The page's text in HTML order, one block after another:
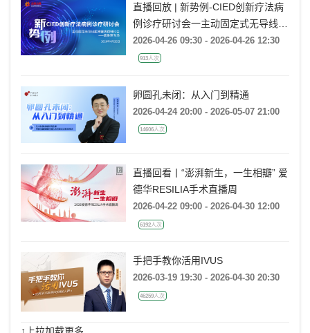
直播回放 | 新势例-CIED创新疗法病
例诊疗研讨会一主动固定式无导线起
搏器病例研讨会一冀鲁豫专场
2026-04-26 09:30 - 2026-04-26 12:30
913人次
卵圆孔未闭：从入门到精通
2026-04-24 20:00 - 2026-05-07 21:00
14606人次
直播回看丨“澎湃新生，一生相瓣” 爱
德华RESILIA手术直播周
2026-04-22 09:00 - 2026-04-30 12:00
6192人次
手把手教你活用IVUS
2026-03-19 19:30 - 2026-04-30 20:30
46259人次
↑上拉加载更多